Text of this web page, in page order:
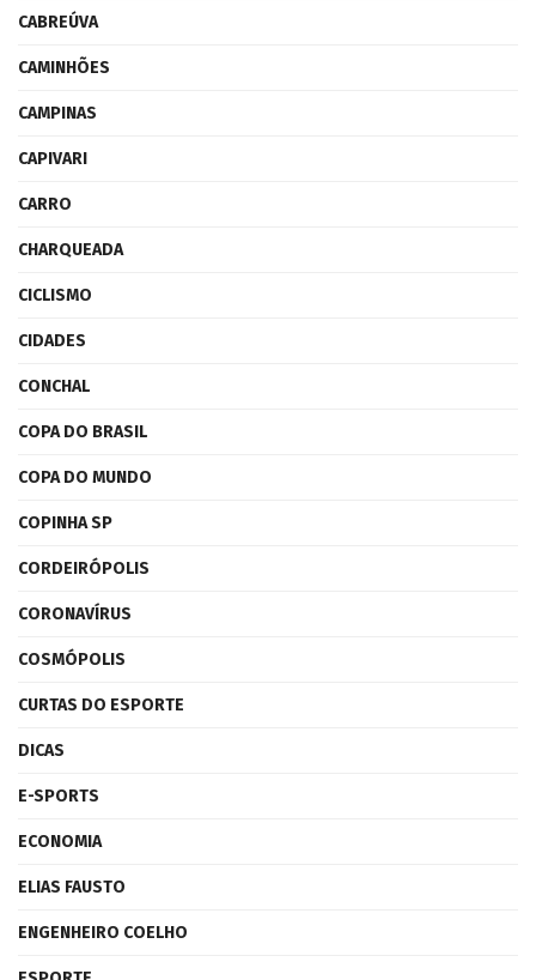
CABREÚVA
CAMINHÕES
CAMPINAS
CAPIVARI
CARRO
CHARQUEADA
CICLISMO
CIDADES
CONCHAL
COPA DO BRASIL
COPA DO MUNDO
COPINHA SP
CORDEIRÓPOLIS
CORONAVÍRUS
COSMÓPOLIS
CURTAS DO ESPORTE
DICAS
E-SPORTS
ECONOMIA
ELIAS FAUSTO
ENGENHEIRO COELHO